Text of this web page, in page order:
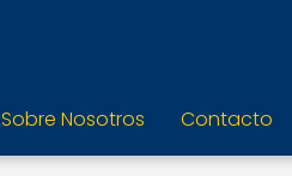
Sobre Nosotros Contacto